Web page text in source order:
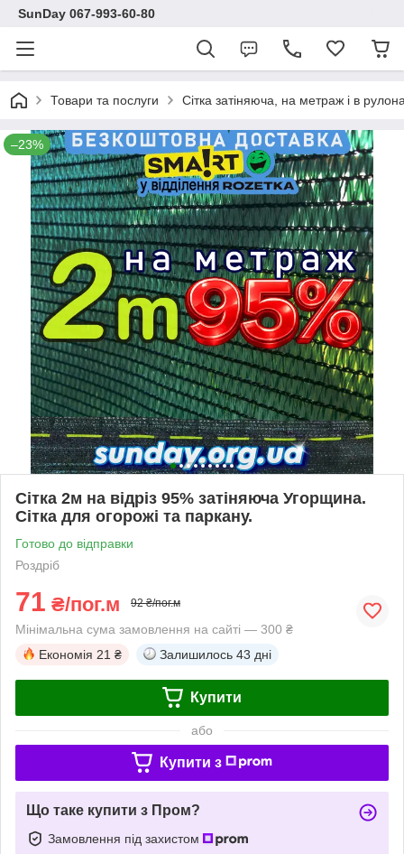
SunDay 067-993-60-80
Товари та послуги Сітка затіняюча, на метраж і в
–23%
Сітка 2м на відріз 95% затіняюча Угорщина.
Сітка для огорожі та паркану.
Готово до відправки
Роздріб
71 ₴/пог.м 92 ₴/пог.м
Мінімальна сума замовлення на сайті — 300 ₴
Економія 21 ₴ Залишилось 43 дні
Купити
або
Купити з
Що таке купити з Пром?
Замовлення під захистом